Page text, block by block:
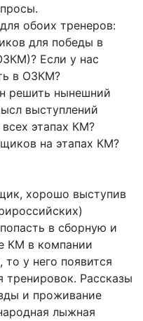
обоих тренеров:
для победы в
Если у нас
в ОЗКМ?
решить нынешний
выступлений
этапах КМ?
на этапах КМ?
хорошо выступив
в сборную и
КМ в компании
у него появится
тренировок. Рассказы
и проживание
лыжная